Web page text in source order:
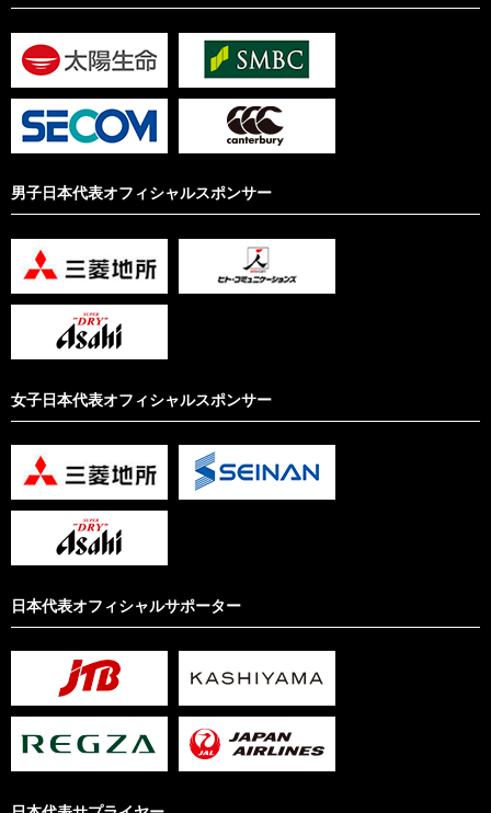
男子日本代表オフィシャルスポンサー
女子日本代表オフィシャルスポンサー
日本代表オフィシャルサポーター